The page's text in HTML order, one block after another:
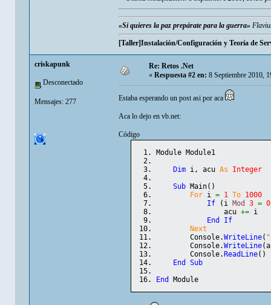
«Si quieres la paz prepárate para la guerra»
[Taller]Instalación/Configuración y Teoría de
criskapunk
Desconectado
Mensajes: 277
Re: Retos .Net
«Respuesta #2 en:8 Septiembre 2010,
Estaba esperando un post asi por aca
Aca lo dejo en vb.net:
Código
Module Module1
Dim i, acu As
Integer
Sub Main( )
For i = 1 To 1000
If
( i Mod 3 = 0
acu += i
End
If
Next
Console.WriteLine(
Console.WriteLine(
Console. ReadLine( )
End
Sub
End
Module